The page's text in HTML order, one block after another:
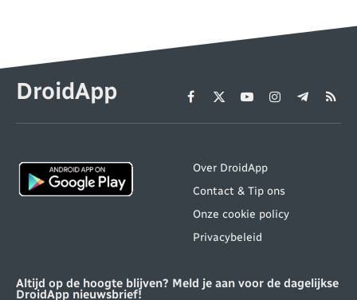
DroidApp Facebook
X
(Twitter)
YouTubeInstagram
Telegram
RSS
Over DroidApp
Contact & Tip ons
Onze cookie policy
Privacybeleid
Altijd op de hoogte blijven? Meld je aan voor de dagelijkse
DroidApp nieuwsbrief!